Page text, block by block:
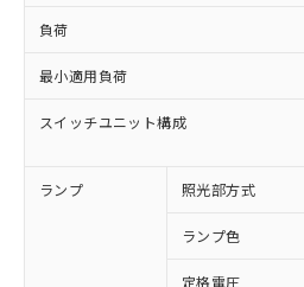
負荷
最小適用負荷
スイッチユニット構成
ランプ 照光部方式
ランプ色
定格電圧